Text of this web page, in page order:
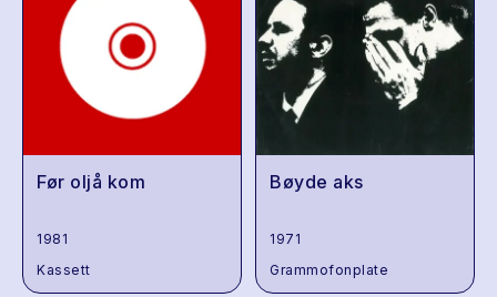
Før oljå kom
1981
Kassett
Bøyde aks
1971
Grammofonplate